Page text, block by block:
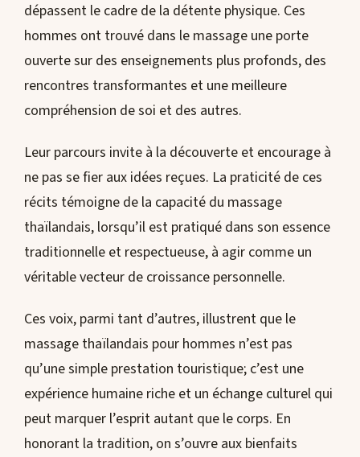
dépassent le cadre de la détente physique. Ces
hommes ont trouvé dans le massage une porte
ouverte sur des enseignements plus profonds, des
rencontres transformantes et une meilleure
compréhension de soi et des autres.
Leur parcours invite à la découverte et encourage à
ne pas se fier aux idées reçues. La praticité de ces
récits témoigne de la capacité du massage
thaïlandais, lorsqu’il est pratiqué dans son essence
traditionnelle et respectueuse, à agir comme un
véritable vecteur de croissance personnelle.
Ces voix, parmi tant d’autres, illustrent que le
massage thaïlandais pour hommes n’est pas
qu’une simple prestation touristique; c’est une
expérience humaine riche et un échange culturel qui
peut marquer l’esprit autant que le corps. En
honorant la tradition, on s’ouvre aux bienfaits